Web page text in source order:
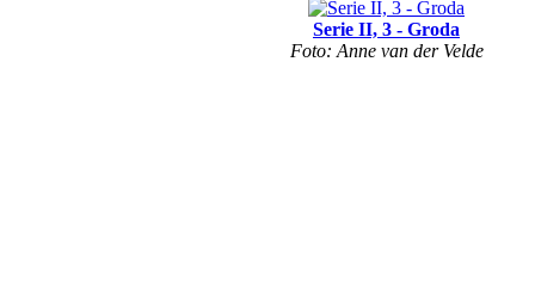
Serie II, 3 - Groda
Foto: Anne van der Velde